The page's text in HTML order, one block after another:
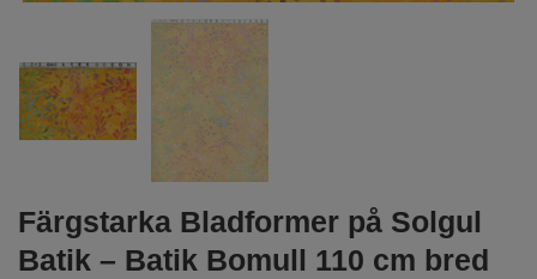
Färgstarka Bladformer på Solgul
Batik – Batik Bomull 110 cm bred